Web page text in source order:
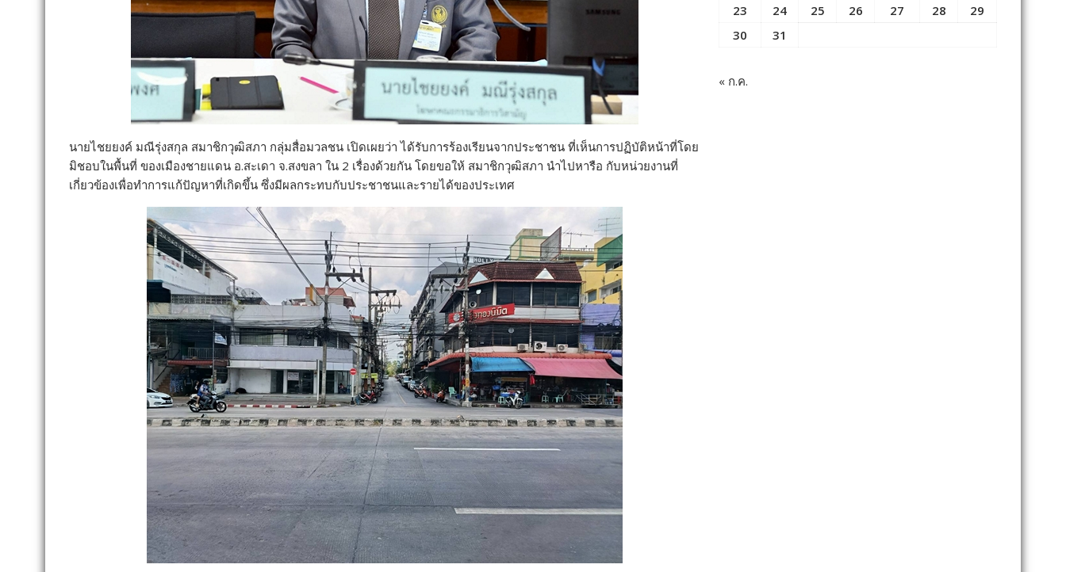
นายไชยยงค์ มณีรุ่งสกุล สมาชิกวุฒิสภา กลุ่มสื่อมวลชน เปิดเผยว่า ได้รับการร้องเรียนจากประชาชน ที่เห็นการปฏิบัติหน้าที่โดย
มิชอบในพื้นที่ ของเมืองชายแดน อ.สะเดา จ.สงขลา ใน 2 เรื่องด้วยกัน โดยขอให้ สมาชิกวุฒิสภา นำไปหารือ กับหน่วยงานที่
เกี่ยวข้องเพื่อทำการแก้ปัญหาที่เกิดขึ้น ซึ่งมีผลกระทบกับประชาชนและรายได้ของประเทศ
23
24 25 26 27 28
29
30
31
« ก.ค.